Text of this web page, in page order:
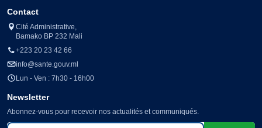
Contact
Cité Administrative,
Bamako BP 232 Mali
+223 20 23 42 66
info@sante.gouv.ml
Lun - Ven : 7h30 - 16h00
Newsletter
Abonnez-vous pour recevoir nos actualités et communiqués.